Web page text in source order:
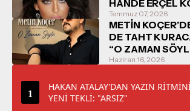
HANDE ERÇEL
Temmuz 07, 2026
METİN KOÇER’DEN
DE TAHT
“O ZAMAN
TARİHİNDE
Haziran 16, 2026
HAKAN ATALAY'DAN YAZIN
YENİ TEKLİ: "ARSIZ"